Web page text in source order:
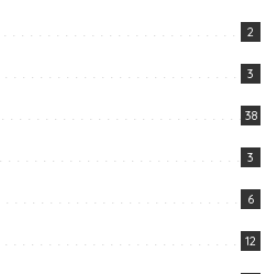
2
3
38
3
6
12